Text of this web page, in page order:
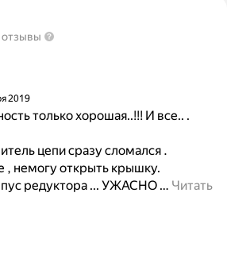
отзывы
2019
только хорошая..!!! И все.. .
цепи сразу сломался .
, немогу открыть крышку.
редуктора ... УЖАСНО … Читать